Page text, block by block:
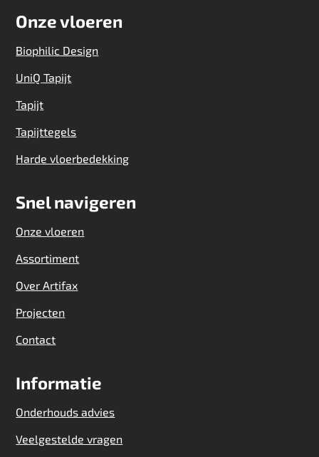
Onze vloeren
Biophilic Design
UniQ Tapijt
Tapijt
Tapijttegels
Harde vloerbedekking
Snel navigeren
Onze vloeren
Assortiment
Over Artifax
Projecten
Contact
Informatie
Onderhouds advies
Veelgestelde vragen